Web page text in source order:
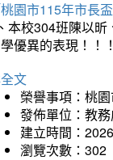
園市115年市長
本校304班陳以
優異的表現！！！
文
榮譽事項：桃
發佈單位：教
建立時間：
瀏覽次數：302